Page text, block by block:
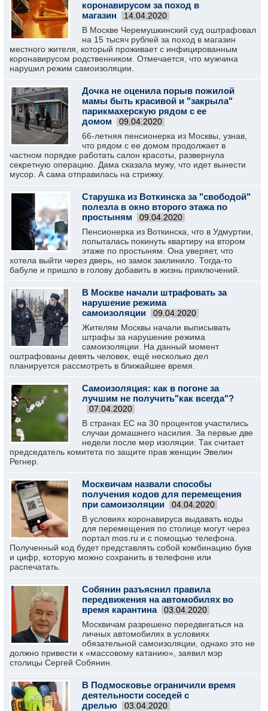
коронавирусом за поход в
магазин
14.04.2020
В Москве Черемушкинский суд оштрафовал
на 15 тысяч рублей за поход в магазин
местного жителя, который проживает с инфицированным
коронавирусом родственником. Отмечается, что мужчина
нарушил режим самоизоляции.
Дочка не оценила порыв пожилой
мамы быть красивой и "закрыла"
парикмахерскую рядом с ее
домом
09.04.2020
66-летняя пенсионерка из Москвы, узнав,
что рядом с ее домом продолжает в
частном порядке работать салон красоты, развернула
секретную операцию. Дама сказала мужу, что идет вынести
мусор. А сама отправилась на стрижку.
Старушка из Воткинска за "свободой"
полезла в окно второго этажа по
простыням
09.04.2020
Пенсионерка из Воткинска, что в Удмуртии,
попыталась покинуть квартиру на втором
этаже по простыням. Она уверяет, что
хотела выйти через дверь, но замок заклинило. Тогда-то
бабуле и пришло в голову добавить в жизнь приключений.
В Москве начали штрафовать за
нарушение режима
самоизоляции
09.04.2020
Жителям Москвы начали выписывать
штрафы за нарушение режима
самоизоляции. На данный момент
оштрафованы девять человек, ещё несколько дел
планируется рассмотреть в ближайшее время.
Самоизоляция: как в погоне за
лучшим не получить"как всегда"?
07.04.2020
В странах ЕС на 30 процентов участились
случаи домашнего насилия. За первые две
недели после мер изоляции. Так считает
председатель комитета по защите прав женщин Эвелин
Регнер.
Москвичам назвали способы
получения кодов для перемещения
при самоизоляции
04.04.2020
В условиях коронавируса выдавать коды
для перемещения по столице могут через
портал mos.ru и с помощью телефона.
Полученный код будет представлять собой комбинацию букв
и цифр, которую можно сохранить в телефоне или
распечатать.
Собянин разъяснил правила
передвижения на автомобилях во
время карантина
03.04.2020
Москвичам разрешено передвигаться на
личных автомобилях в условиях
обязательной самоизоляции, однако это не
должно привести к «массовому катанию», заявил мэр
столицы Сергей Собянин.
В Подмосковье ограничили время
деятельности соседей с
дрелью
03.04.2020